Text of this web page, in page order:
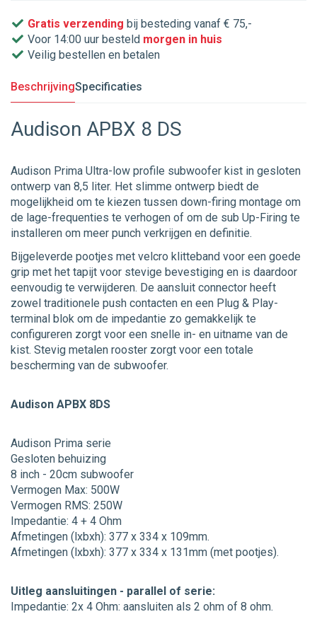
Gratis verzending bij besteding vanaf € 75,-
Voor 14:00 uur besteld morgen in huis
Veilig bestellen en betalen
BeschrijvingSpecificaties
Audison APBX 8 DS
Audison Prima Ultra-low profile subwoofer kist in gesloten
ontwerp van 8,5 liter. Het slimme ontwerp biedt de
mogelijkheid om te kiezen tussen down-firing montage om
de lage-frequenties te verhogen of om de sub Up-Firing te
installeren om meer punch verkrijgen en definitie.
Bijgeleverde pootjes met velcro klitteband voor een goede
grip met het tapijt voor stevige bevestiging en is daardoor
eenvoudig te verwijderen. De aansluit connector heeft
zowel traditionele push contacten en een Plug & Play-
terminal blok om de impedantie zo gemakkelijk te
configureren zorgt voor een snelle in- en uitname van de
kist. Stevig metalen rooster zorgt voor een totale
bescherming van de subwoofer.
Audison APBX 8DS
Audison Prima serie
Gesloten behuizing
8 inch - 20cm subwoofer
Vermogen Max: 500W
Vermogen RMS: 250W
Impedantie: 4 + 4 Ohm
Afmetingen (lxbxh): 377 x 334 x 109mm.
Afmetingen (lxbxh): 377 x 334 x 131mm (met pootjes).
Uitleg aansluitingen - parallel of serie:
Impedantie: 2x 4 Ohm: aansluiten als 2 ohm of 8 ohm.